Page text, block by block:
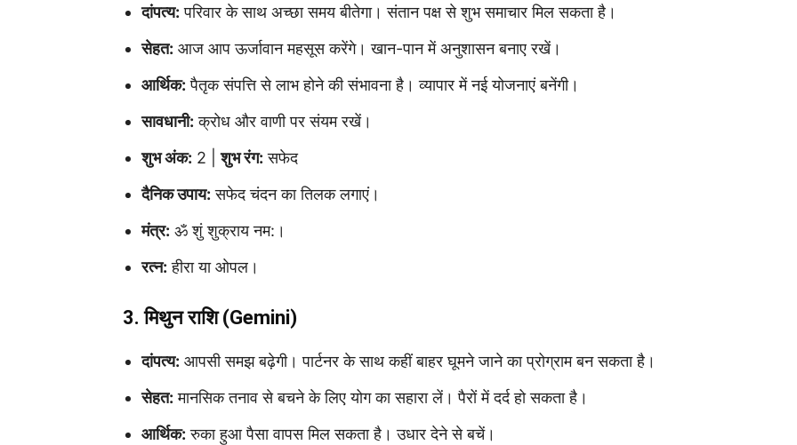
दांपत्य: परिवार के साथ अच्छा समय बीतेगा। संतान पक्ष से शुभ समाचार मिल सकता है।
सेहत: आज आप ऊर्जावान महसूस करेंगे। खान-पान में अनुशासन बनाए रखें।
आर्थिक: पैतृक संपत्ति से लाभ होने की संभावना है। व्यापार में नई योजनाएं बनेंगी।
सावधानी: क्रोध और वाणी पर संयम रखें।
शुभ अंक: 2 |शुभ रंग: सफेद
दैनिक उपाय: सफेद चंदन का तिलक लगाएं।
मंत्र: ॐ शुं शुक्राय नम:।
रत्न: हीरा या ओपल।
3. मिथुन राशि (Gemini)
दांपत्य: आपसी समझ बढ़ेगी। पार्टनर के साथ कहीं बाहर घूमने जाने का प्रोग्राम बन सकता है।
सेहत: मानसिक तनाव से बचने के लिए योग का सहारा लें। पैरों में दर्द हो सकता है।
आर्थिक: रुका हुआ पैसा वापस मिल सकता है। उधार देने से बचें।